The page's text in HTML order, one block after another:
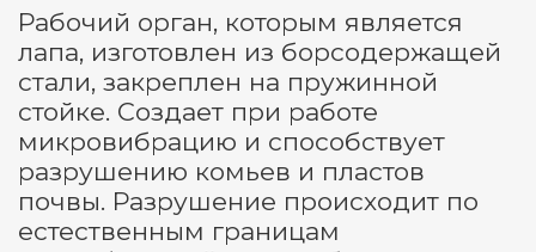
Рабочий орган, которым является
лапа, изготовлен из борсодержащей
стали, закреплен на пружинной
стойке. Создает при работе
микровибрацию и способствует
разрушению комьев и пластов
почвы. Разрушение происходит по
естественным границам